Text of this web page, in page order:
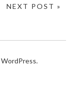
NEXT POST »
WordPress.